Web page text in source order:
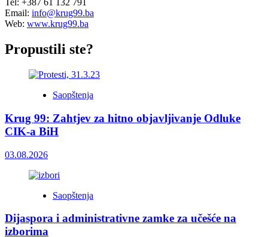
Tel: +387 61 132 791
Email: info@krug99.ba
Web: www.krug99.ba
Propustili ste?
Saopštenja
Krug 99: Zahtjev za hitno objavljivanje Odluke
CIK-a BiH
03.08.2026
Saopštenja
Dijaspora i administrativne zamke za učešće na
izborima